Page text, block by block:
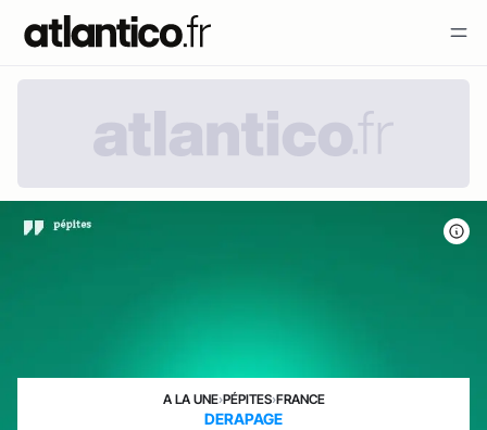
A LA UNE›PÉPITES›FRANCE
DERAPAGE